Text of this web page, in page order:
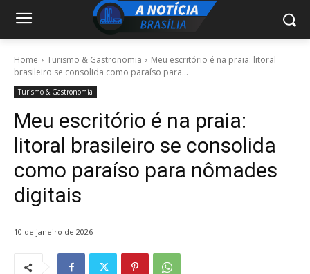
Home Turismo & Gastronomia
Meu escritório é na praia: litoral
brasileiro se consolida como paraíso para...
Turismo & Gastronomia
Meu escritório é na praia:
litoral brasileiro se consolida
como paraíso para nômades
digitais
10 de janeiro de 2026